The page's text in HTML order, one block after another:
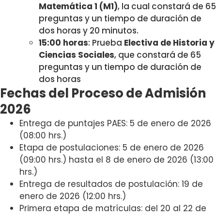
Matemática 1 (M1), la cual constará de 65
preguntas y un tiempo de duración de
dos horas y 20 minutos.
15:00 horas: Prueba Electiva de Historia y
Ciencias Sociales, que constará de 65
preguntas y un tiempo de duración de
dos horas
Fechas del Proceso de Admisión
2026
Entrega de puntajes PAES: 5 de enero de 2026
(08:00 hrs.)
Etapa de postulaciones: 5 de enero de 2026
(09:00 hrs.) hasta el 8 de enero de 2026 (13:00
hrs.)
Entrega de resultados de postulación: 19 de
enero de 2026 (12:00 hrs.)
Primera etapa de matrículas: del 20 al 22 de